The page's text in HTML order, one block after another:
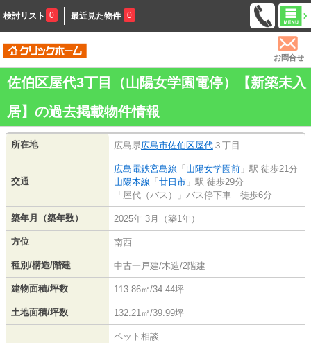
検討リスト 0 最近見た物件 0
お問合せ
佐伯区屋代3丁目（山陽女学園電停）【新築未入
居】の過去掲載物件情報
所在地 広島県広島市佐伯区屋代 ３丁目
交通
広島電鉄宮島線 「 山陽女学園前 」駅 徒歩21分
山陽本線 「 廿日市 」駅 徒歩29分
「屋代（バス）」バス停下車 徒歩6分
築年月（築年数） 2025年 3月（築1年）
方位 南西
種別/構造/階建 中古一戸建/木造/2階建
建物面積/坪数 113.86㎡/34.44坪
土地面積/坪数 132.21㎡/39.99坪
ペット相談